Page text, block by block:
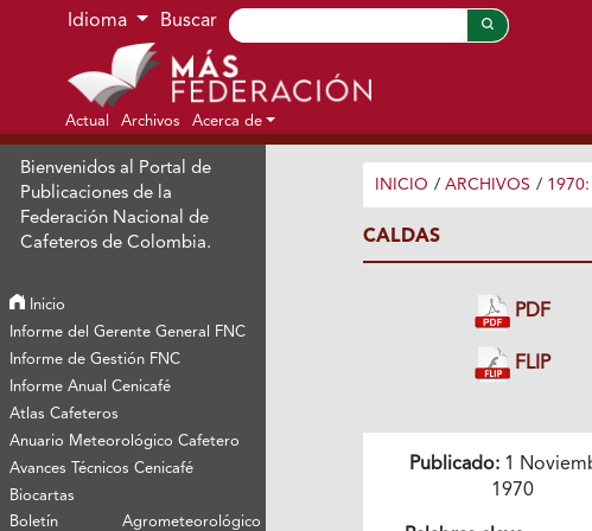
Ir al menú de navegación principal
Ir al contenido principal
Ir al pie de página del sitio
Idioma Buscar
Actual Archivos Acerca de
Bienvenidos al Portal de
Publicaciones de la
Federación Nacional de
Cafeteros de Colombia.
Inicio
Informe del Gerente General FNC
Informe de Gestión FNC
Informe Anual Cenicafé
Atlas Cafeteros
Anuario Meteorológico Cafetero
Avances Técnicos Cenicafé
Biocartas
Boletín Agrometeorológico
INICIO / ARCHIVOS /
CALDAS
PDF
FLIP
Publicado:1
1970